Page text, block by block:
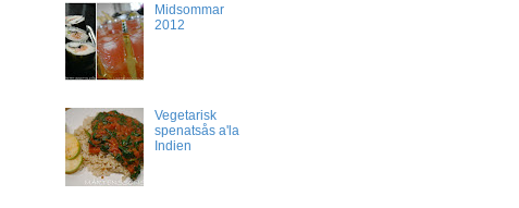
Midsommar
2012
Vegetarisk
spenatsås a'la
Indien